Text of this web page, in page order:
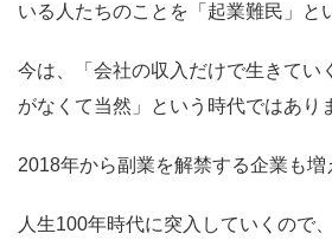
いる人たちのことを「起業難民」と
今は、「会社の収入だけで生きてい
がなくて当然」という時代ではあり
2018年から副業を解禁する企業も増
人生100年時代に突入していくので